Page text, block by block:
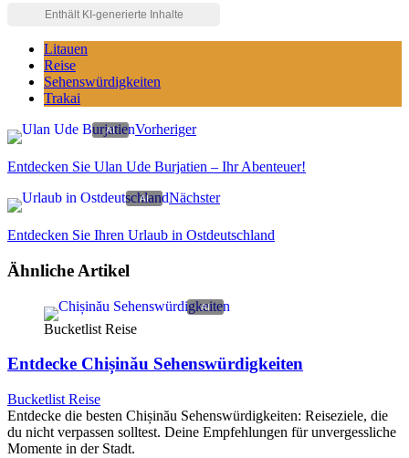
Litauen
Reise
Sehenswürdigkeiten
Trakai
Vorheriger
Entdecken Sie Ulan Ude Burjatien – Ihr Abenteuer!
Nächster
Entdecken Sie Ihren Urlaub in Ostdeutschland
Ähnliche Artikel
Bucketlist Reise
Entdecke Chișinău Sehenswürdigkeiten
Bucketlist Reise
Entdecke die besten Chișinău Sehenswürdigkeiten: Reiseziele, die
du nicht verpassen solltest. Deine Empfehlungen für unvergessliche
Momente in der Stadt.